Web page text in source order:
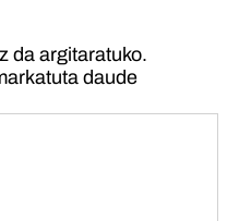
da argitaratuko.
daude